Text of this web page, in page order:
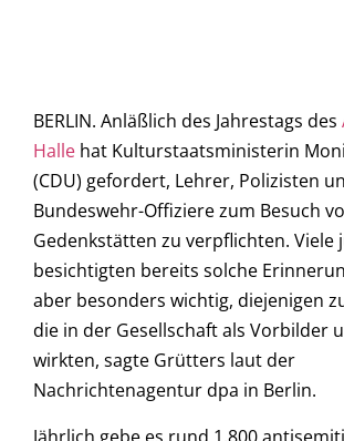
BERLIN. Anläßlich des Jahrestags des
Halle hat Kulturstaatsministerin
(CDU) gefordert, Lehrer, Polizisten
Bundeswehr-Offiziere zum Besuch
Gedenkstätten zu verpflichten. Viele
besichtigten bereits solche
aber besonders wichtig, diejenigen
die in der Gesellschaft als Vorbilder
wirkten, sagte Grütters laut der
Nachrichtenagentur dpa in Berlin.